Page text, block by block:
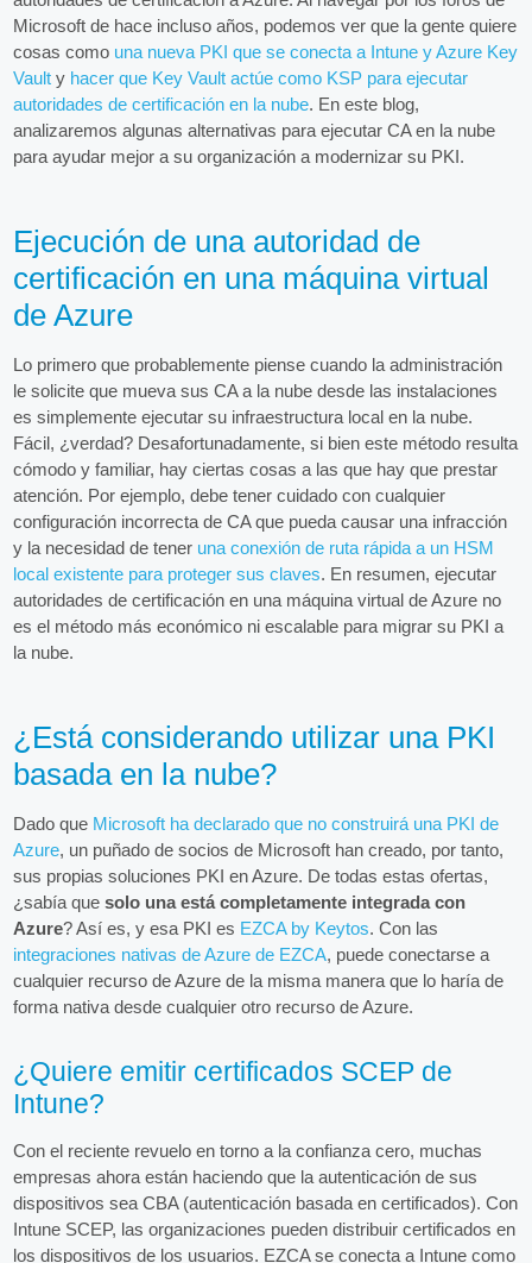
Microsoft de hace incluso años, podemos ver que la gente quiere
cosas como una nueva PKI que se conecta a Intune y Azure Key
Vault y hacer que Key Vault actúe como KSP para ejecutar
autoridades de certificación en la nube. En este blog,
analizaremos algunas alternativas para ejecutar CA en la nube
para ayudar mejor a su organización a modernizar su PKI.
Ejecución de una autoridad de
certificación en una máquina virtual
de Azure
Lo primero que probablemente piense cuando la administración
le solicite que mueva sus CA a la nube desde las instalaciones
es simplemente ejecutar su infraestructura local en la nube.
Fácil, ¿verdad? Desafortunadamente, si bien este método resulta
cómodo y familiar, hay ciertas cosas a las que hay que prestar
atención. Por ejemplo, debe tener cuidado con cualquier
configuración incorrecta de CA que pueda causar una infracción
y la necesidad de tener una conexión de ruta rápida a un HSM
local existente para proteger sus claves. En resumen, ejecutar
autoridades de certificación en una máquina virtual de Azure no
es el método más económico ni escalable para migrar su PKI a
la nube.
¿Está considerando utilizar una PKI
basada en la nube?
Dado que Microsoft ha declarado que no construirá una PKI de
Azure, un puñado de socios de Microsoft han creado, por tanto,
sus propias soluciones PKI en Azure. De todas estas ofertas,
¿sabía quesolo una está completamente integrada con
Azure? Así es, y esa PKI es EZCA by Keytos. Con las
integraciones nativas de Azure de EZCA, puede conectarse a
cualquier recurso de Azure de la misma manera que lo haría de
forma nativa desde cualquier otro recurso de Azure.
¿Quiere emitir certificados SCEP de
Intune?
Con el reciente revuelo en torno a la confianza cero, muchas
empresas ahora están haciendo que la autenticación de sus
dispositivos sea CBA (autenticación basada en certificados). Con
Intune SCEP, las organizaciones pueden distribuir certificados en
los dispositivos de los usuarios. EZCA se conecta a Intune como